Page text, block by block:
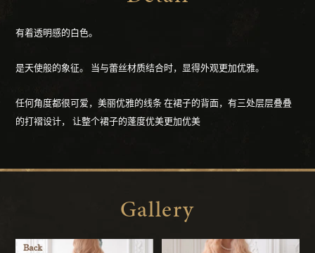
有着透明感的白色。
是天使般的象征。 当与蕾丝材质结合时，显得外观更加优雅。
任何角度都很可爱，美丽优雅的线条 在裙子的背面，有三处层层叠叠
的打褶设计，
让整个裙子的蓬度优美更加优美
Gallery